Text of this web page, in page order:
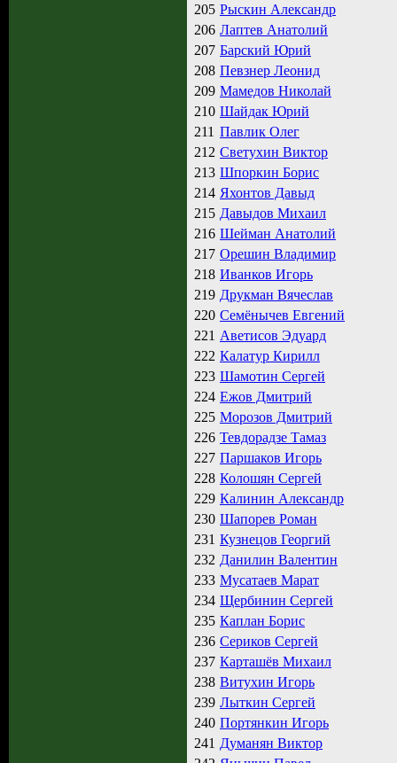
205 Рыскин Александр
206 Лаптев Анатолий
207 Барский Юрий
208 Певзнер Леонид
209 Мамедов Николай
210 Шайдак Юрий
211 Павлик Олег
212 Светухин Виктор
213 Шпоркин Борис
214 Яхонтов Давыд
215 Давыдов Михаил
216 Шейман Анатолий
217 Орешин Владимир
218 Иванков Игорь
219 Друкман Вячеслав
220 Семёнычев Евгений
221 Аветисов Эдуард
222 Калатур Кирилл
223 Шамотин Сергей
224 Ежов Дмитрий
225 Морозов Дмитрий
226 Тевдорадзе Тамаз
227 Паршаков Игорь
228 Колошян Сергей
229 Калинин Александр
230 Шапорев Роман
231 Кузнецов Георгий
232 Данилин Валентин
233 Мусатаев Марат
234 Щербинин Сергей
235 Каплан Борис
236 Сериков Сергей
237 Карташёв Михаил
238 Витухин Игорь
239 Лыткин Сергей
240 Портянкин Игорь
241 Думанян Виктор